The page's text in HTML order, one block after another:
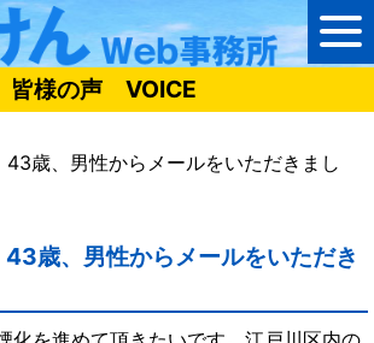
皆様の声 VOICE
43歳、男性からメールをいただきまし
歳、男性からメールをいただき